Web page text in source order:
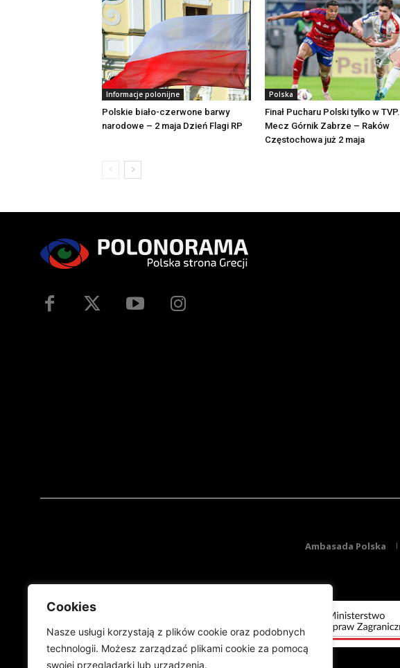
Cookies
Nasze usługi korzystają z plików cookie oraz podobnych
technologii. Możesz zarządzać plikami cookie za pomocą
swojej przeglądarki lub urządzenia.
Informacje polonijne
Polskie biało-czerwone barwy
narodowe – 2 maja Dzień Flagi RP
Polska
Finał Pucharu Polski tylko w TVP.
Mecz Górnik Zabrze – Raków
Częstochowa już 2 maja
Ambasada Polska